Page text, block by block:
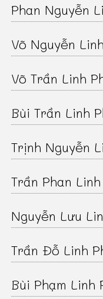
Phan Nguyễn
Võ Nguyễn
Võ Trần Linh
Bùi Trần Linh
Trịnh Nguyễn
Trần Phan
Nguyễn Lưu
Trần Đỗ Linh
Bùi Phạm Linh